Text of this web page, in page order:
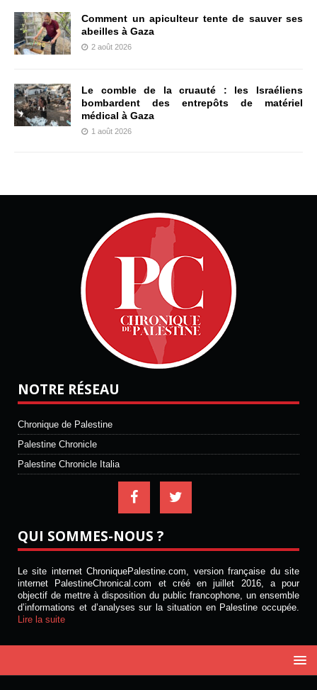
Comment un apiculteur tente de sauver ses
abeilles à Gaza
2 août 2026
Le comble de la cruauté : les Israéliens
bombardent des entrepôts de matériel
médical à Gaza
1 août 2026
NOTRE RÉSEAU
Chronique de Palestine
Palestine Chronicle
Palestine Chronicle Italia
QUI SOMMES-NOUS ?
Le site internet ChroniquePalestine.com, version française du site
internet PalestineChronical.com et créé en juillet 2016, a pour
objectif de mettre à disposition du public francophone, un ensemble
d’informations et d’analyses sur la situation en Palestine occupée.
Lire la suite